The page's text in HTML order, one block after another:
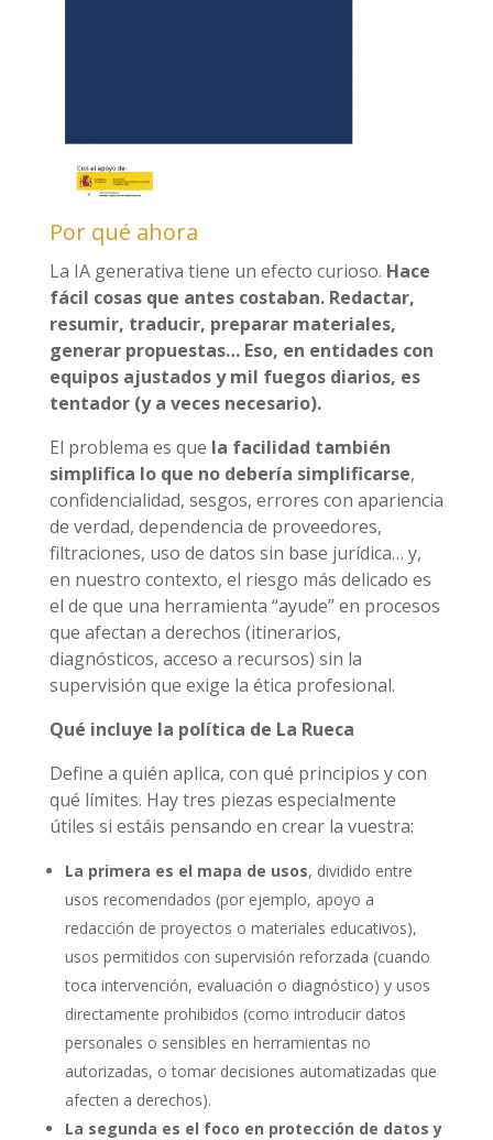
Por qué ahora
La IA generativa tiene un efecto curioso. Hace
fácil cosas que antes costaban. Redactar,
resumir, traducir, preparar materiales,
generar propuestas… Eso, en entidades con
equipos ajustados y mil fuegos diarios, es
tentador (y a veces necesario).
El problema es que la facilidad también
simplifica lo que no debería simplificarse,
confidencialidad, sesgos, errores con apariencia
de verdad, dependencia de proveedores,
filtraciones, uso de datos sin base jurídica… y,
en nuestro contexto, el riesgo más delicado es
el de que una herramienta “ayude” en procesos
que afectan a derechos (itinerarios,
diagnósticos, acceso a recursos) sin la
supervisión que exige la ética profesional.
Qué incluye la política de La Rueca
Define a quién aplica, con qué principios y con
qué límites. Hay tres piezas especialmente
útiles si estáis pensando en crear la vuestra:
La primera es el mapa de usos, dividido entre
usos recomendados (por ejemplo, apoyo a
redacción de proyectos o materiales educativos),
usos permitidos con supervisión reforzada (cuando
toca intervención, evaluación o diagnóstico) y usos
directamente prohibidos (como introducir datos
personales o sensibles en herramientas no
autorizadas, o tomar decisiones automatizadas que
afecten a derechos).
La segunda es el foco en protección de datos y